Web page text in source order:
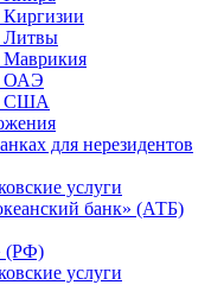
Литвы
Маврикия
ОАЭ
США
для нерезидентов
услуги
банк» (АТБ)
(РФ)
услуги